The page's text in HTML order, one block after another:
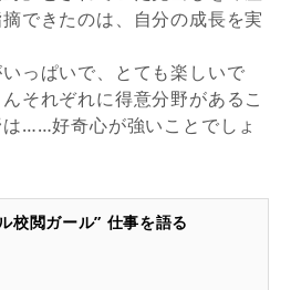
できたのは、自分の成長を実
っぱいで、とても楽しいで
それぞれに得意分野があるこ
……好奇心が強いことでしょ
校閲ガール” 仕事を語る